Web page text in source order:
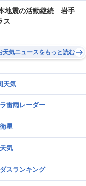
地震の活動継続 岩手
ス
天気ニュースをもっと読む
天気
雷雨レーダー
星
気
スランキング